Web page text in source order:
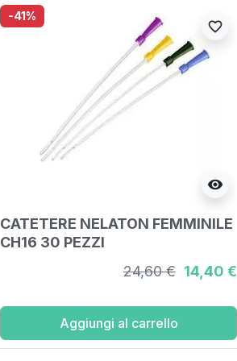
-41%
visibility
favorite_border
CATETERE NELATON FEMMINILE
CH16 30 PEZZI
24,60 € 14,40 €
Aggiungi al carrello